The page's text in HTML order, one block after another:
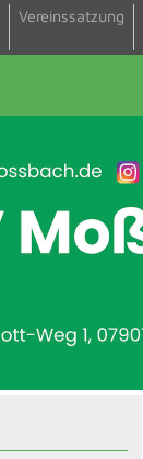
Vereinssatzung